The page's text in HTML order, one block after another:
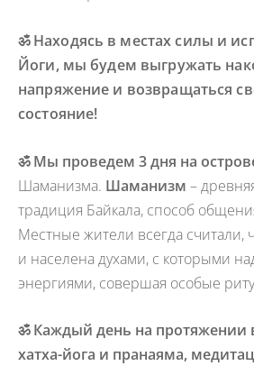
ॐНаходясь в местах силы и
Йоги, мы будем выгружать
напряжение и возвращаться
состояние!
ॐМы проведем 3 дня на
Шаманизма. Шаманизм –
традиция Байкала, способ
Местные жители всегда считали,
и населена духами, с которыми
энергиями, совершая особые
ॐКаждый день на протяжении
хатха-йога и пранаяма,